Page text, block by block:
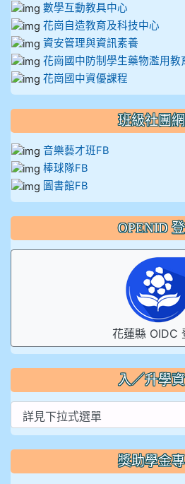
數學互動教具中心
花崗自造教育及科技中心
資安管理與資訊素養
花崗國中防制學生藥物濫用教
花崗國中資優課程
班級社團
音樂藝才班FB
棒球隊FB
圖書館FB
OPENID
花蓮縣 OIDC
入／升學
獎助學金